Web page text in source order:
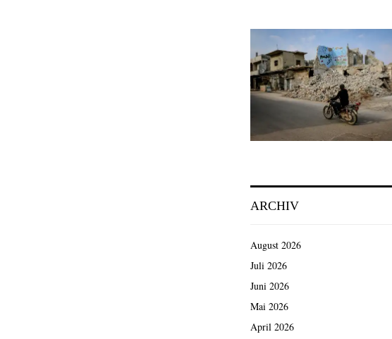
ARCHIV
August 2026
Juli 2026
Juni 2026
Mai 2026
April 2026